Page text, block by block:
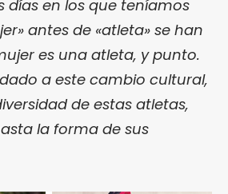
días en los que teníamos
antes de «atleta» se han
es una atleta, y punto.
a este cambio cultural,
de estas atletas,
la forma de sus